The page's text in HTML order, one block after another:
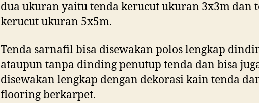
dua ukuran yaitu tenda kerucut ukuran 3x3m dan
kerucut ukuran 5x5m.
Tenda sarnafil bisa disewakan polos lengkap
ataupun tanpa dinding penutup tenda dan bisa
disewakan lengkap dengan dekorasi kain tenda
flooring berkarpet.